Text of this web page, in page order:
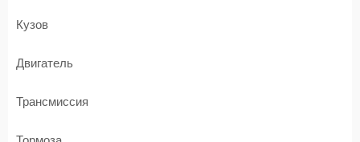
Кузов
Двигатель
Трансмиссия